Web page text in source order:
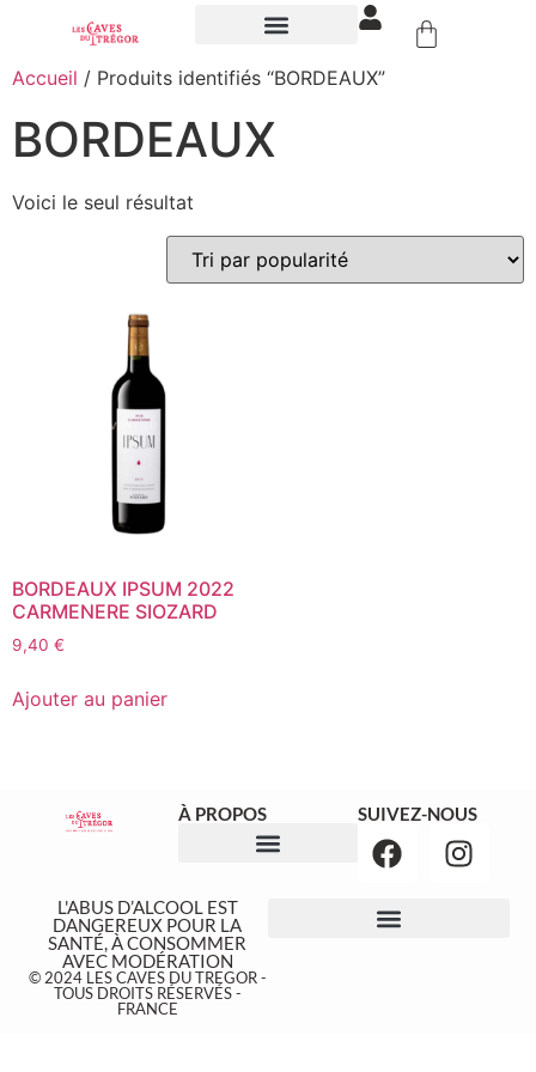
Accueil / Produits identifiés “BORDEAUX”
BORDEAUX
Voici le seul résultat
BORDEAUX IPSUM 2022
CARMENERE SIOZARD
9,40 €
Ajouter au panier
À PROPOS SUIVEZ-NOUS
L'ABUS D’ALCOOL EST
DANGEREUX POUR LA
SANTÉ, À CONSOMMER
AVEC MODÉRATION
© 2024 LES CAVES DU TREGOR -
TOUS DROITS RÉSERVÉS -
FRANCE